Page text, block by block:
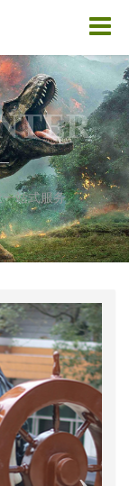
站式服务